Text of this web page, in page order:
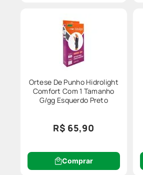
Ortese De Punho Hidrolight
Comfort Com 1 Tamanho
G/gg Esquerdo Preto
R$ 65,90
Comprar